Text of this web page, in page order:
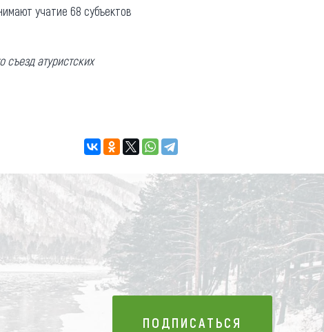
учатие 68 субъектов
атуристских
ПОДПИСАТЬСЯ